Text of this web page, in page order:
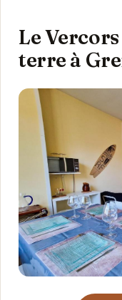
Le
terre à